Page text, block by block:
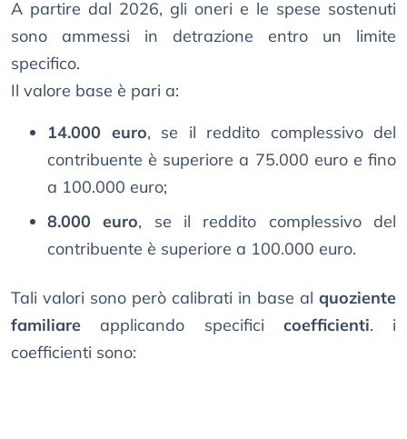
A partire dal 2026, gli oneri e le spese sostenuti
sono ammessi in detrazione entro un limite
specifico.
Il valore base è pari a:
14.000 euro, se il reddito complessivo del
contribuente è superiore a 75.000 euro e fino
a 100.000 euro;
8.000 euro, se il reddito complessivo del
contribuente è superiore a 100.000 euro.
Tali valori sono però calibrati in base al quoziente
familiare applicando specifici coefficienti. i
coefficienti sono: